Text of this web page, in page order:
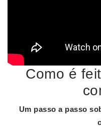
Como é
Um passo a passo